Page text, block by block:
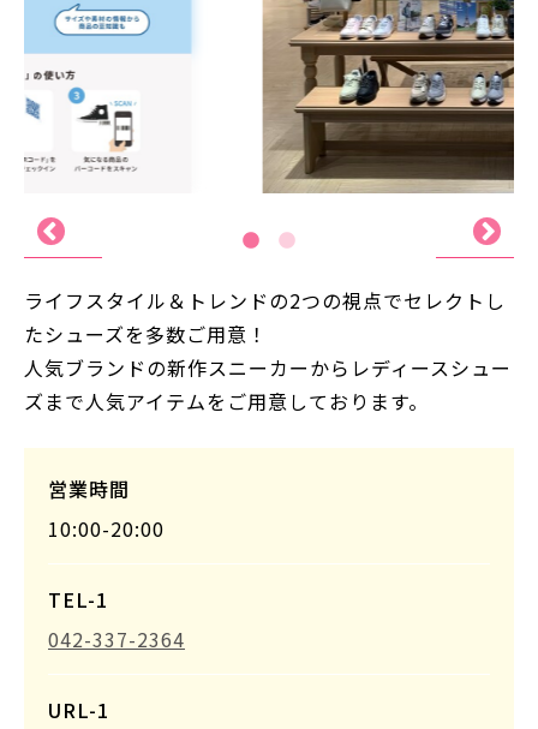
ライフスタイル＆トレンドの2つの視点でセレクトし
たシューズを多数ご用意！
人気ブランドの新作スニーカーからレディースシュー
ズまで人気アイテムをご用意しております。
営業時間
10:00-20:00
TEL-1
042-337-2364
URL-1